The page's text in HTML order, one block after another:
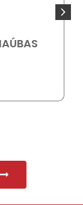
CASA A